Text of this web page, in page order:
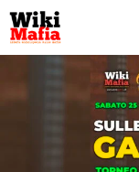
Vai
al
contenuto